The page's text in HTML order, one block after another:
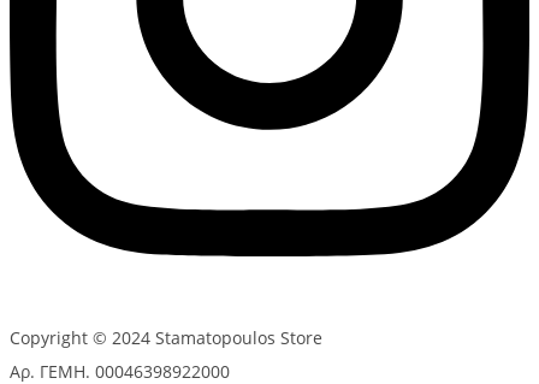
Copyright © 2024 Stamatopoulos Store
Αρ. ΓΕΜΗ. 00046398922000